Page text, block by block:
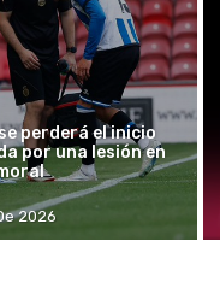
perderá el inicio
por una lesión en
2026